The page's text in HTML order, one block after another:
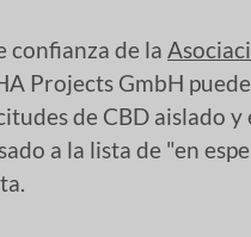
confianza de la
Projects GmbH
de CBD aislado
a la lista de "en